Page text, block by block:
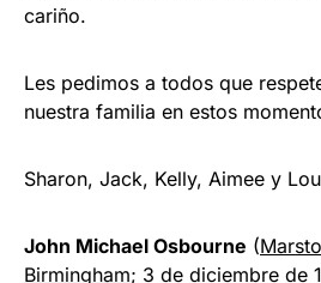
cariño.
Les pedimos a todos que
nuestra familia en estos
Sharon, Jack, Kelly, Aimee y
John Michael Osbourne (
Birmingham; 3 de diciembre de